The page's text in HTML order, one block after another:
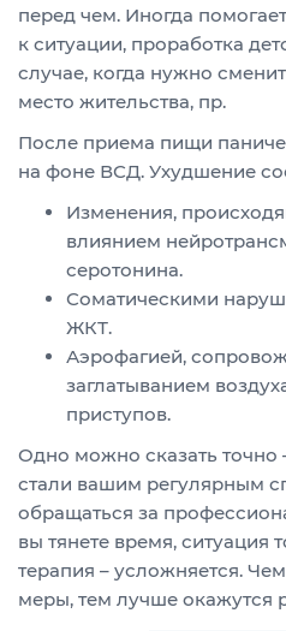
перед чем. Иногда
к ситуации, проработка
случае, когда нужно
место жительства, пр.
После приема пищи
на фоне ВСД. Ухудшение
Изменения,
влиянием
серотонина.
Соматическими
ЖКТ.
Аэрофагией,
заглатыванием
приступов.
Одно можно сказать точно
стали вашим регулярным
обращаться за
вы тянете время, ситуация
терапия – усложняется.
меры, тем лучше окажутся